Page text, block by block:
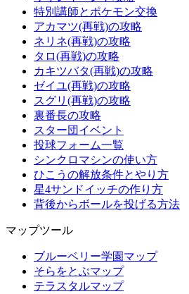
特別講師とポケモン交換
アカマツ(再戦)の攻略
ネリネ(再戦)の攻略
タロ(再戦)の攻略
カキツバタ(再戦)の攻略
ゼイユ(再戦)の攻略
スグリ(再戦)の攻略
裏番長の攻略
スター団イベント
投球フォーム一覧
シンクロマシンの使い方
ひこうの解放条件とやり方
星4サンドイッチの作り方
背後からボールを投げる方法
マップツール
ブルーベリー学園マップ
そらをとぶマップ
テラスタルマップ